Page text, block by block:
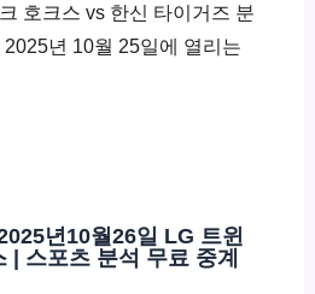
호크스 vs 한신 타이거즈 분
년 10월 25일에 열리는
년10월26일 LG 트윈
| 스포츠 분석 무료 중계